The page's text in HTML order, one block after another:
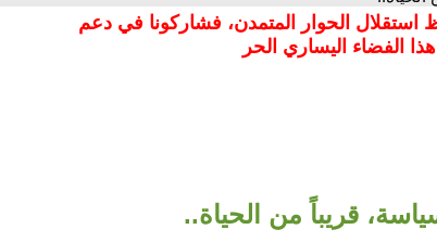
استقلال الحوار المتمدن، فشاركونا في دعم
الفضاء اليساري الحر
قريباً من الحياة..